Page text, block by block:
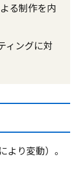
る制作を内
ィングに対
り変動）。